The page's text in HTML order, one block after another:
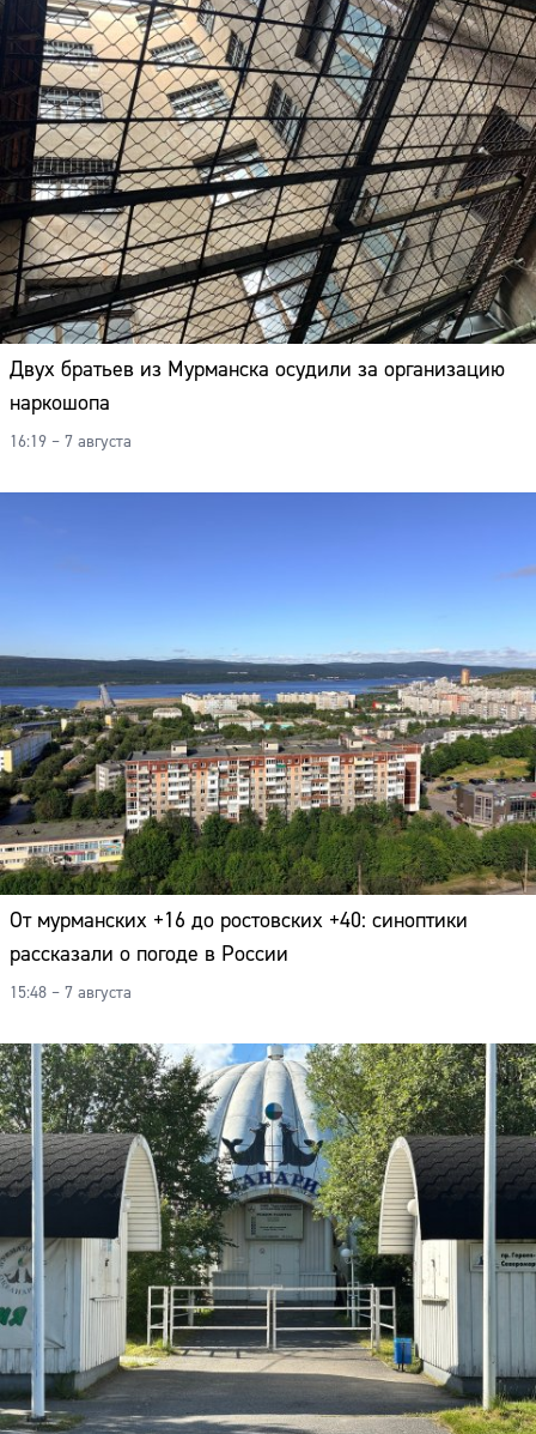
Двух братьев из Мурманска осудили за организацию
наркошопа
16:19 – 7 августа
От мурманских +16 до ростовских +40: синоптики
рассказали о погоде в России
15:48 – 7 августа